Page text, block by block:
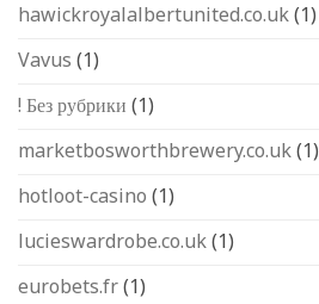
hawickroyalalbertunited.co.uk(1)
Vavus (1)
! Без рубрики (1)
marketbosworthbrewery.co.uk(1)
hotloot-casino (1)
lucieswardrobe.co.uk(1)
eurobets.fr(1)